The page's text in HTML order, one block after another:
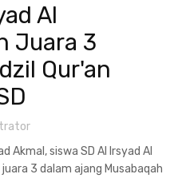
Al
Juara 3
Qur'an
Akmal, siswa SD Al Irsyad Al
3 dalam ajang Musabaqah